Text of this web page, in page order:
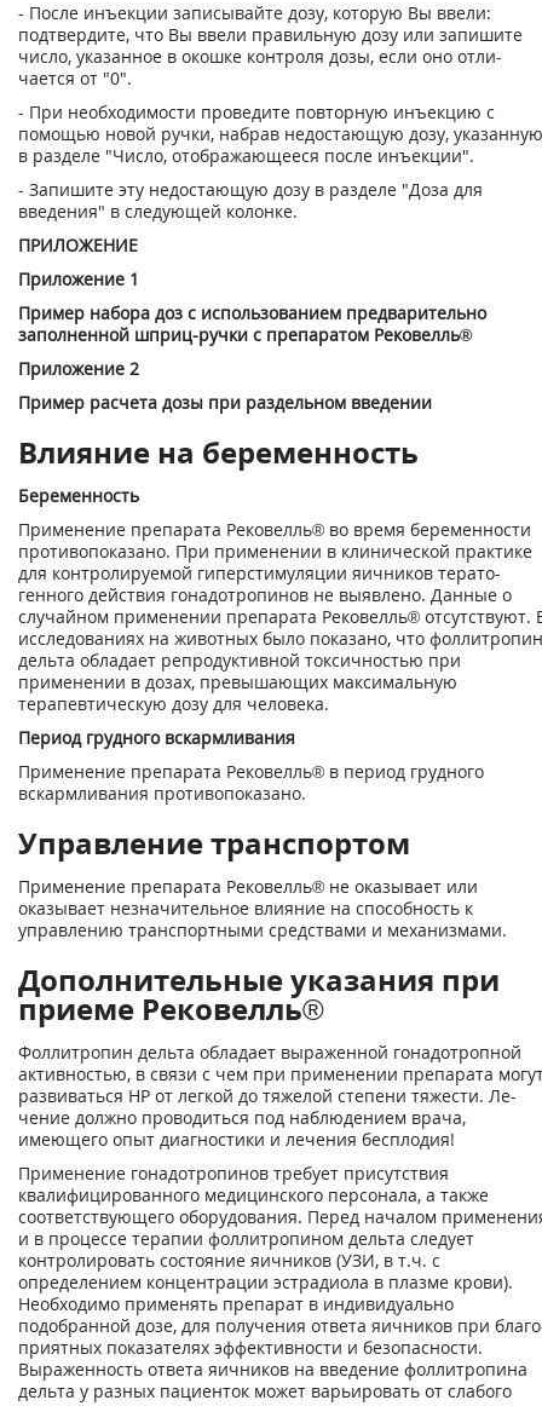
- После инъекции записывайте дозу, которую Вы ввели:
подтвердите, что Вы ввели правильную дозу или запишите
число, указанное в окошке контроля дозы, если оно отли­
чается от "0".
- При необходимости проведите повторную инъекцию с
помощью новой ручки, набрав недостающую дозу, указанную
в разделе "Число, отображающееся после инъек­ции".
- Запишите эту недостающую дозу в разделе "Доза для
введения" в следующей ко­лонке.
ПРИЛОЖЕНИЕ
Приложение 1
Пример набора доз с использованием предварительно
заполненной шприц-ручки с препа­ратом Рековелль®
Приложение 2
Пример расчета дозы при раздельном введении
Влияние на беременность
Беременность
Применение препарата Рековелль® во время беременности
противопоказано. При приме­нении в клинической практике
для контролируемой гиперстимуляции яичников терато­
генного действия гонадотропинов не выявлено. Данные о
случайном применении препа­рата Рековелль® отсутствуют.
исследованиях на животных было показано, что фоллит­ропин
дельта обладает репродуктивной токсичностью при
применении в дозах, превыша­ющих максимальную
терапевтическую дозу для человека.
Период грудного вскармливания
Применение препарата Рековелль® в период грудного
вскармливания противопоказано.
Управление транспортом
Применение препарата Рековелль® не оказывает или
оказывает незначительное влияние на способность к
управлению транспортными средствами и механизмами.
Дополнительные указания при
приеме Рековелль®
Фоллитропин дельта обладает выраженной гонадотропной
активностью, в связи с чем при применении препарата
развиваться HP от легкой до тяжелой степени тяжести. Ле­
чение должно проводиться под наблюдением врача,
имеющего опыт диагностики и лече­ния бесплодия!
Применение гонадотропинов требует присутствия
квалифицированного медицинского персонала, а также
соответствующего оборудования. Перед началом
и в про­цессе терапии фоллитропином дельта следует
контролировать состояние яичников (УЗИ, в т.ч. с
определением концентрации эстрадиола в плазме крови).
Необходимо применять препарат в индивидуально
подобранной дозе, для получения ответа яичников при
приятных показателях эффективности и безопасности.
Выраженность ответа яичников на введение фоллитропина
дельта у разных пациенток может варьировать от слабого